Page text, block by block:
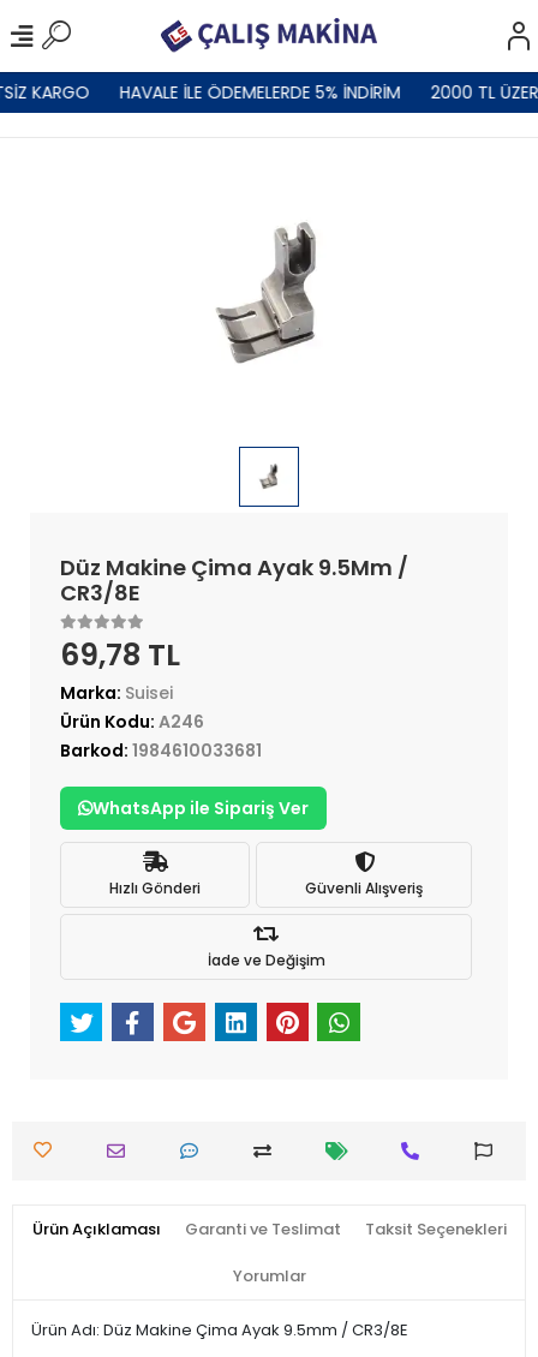
KARGO HAVALE İLE ÖDEMELERDE 5% İNDİRİM 2000 TL
Düz Makine Çima Ayak 9.5Mm /
CR3/8E
69,78 TL
Marka: Suisei
Ürün Kodu: A246
Barkod: 1984610033681
WhatsApp ile Sipariş Ver
Hızlı Gönderi Güvenli Alışveriş
İade ve Değişim
Ürün Açıklaması Garanti ve Teslimat Taksit Seçenekleri
Yorumlar
Ürün Adı: Düz Makine Çima Ayak 9.5mm / CR3/8E